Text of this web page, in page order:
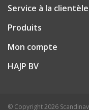
Service à la clientèle
Produits
Mon compte
HAJP BV
© Copyright 2026